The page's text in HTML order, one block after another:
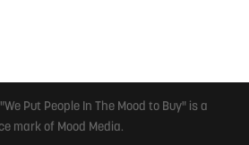
Put People In The Mood to Buy" is a
mark of Mood Media.